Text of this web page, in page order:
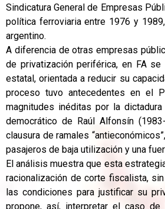
Sindicatura General de Empresas
política ferroviaria entre 1976 y
argentino.
A diferencia de otras empresas
de privatización periférica, en FA
estatal, orientada a reducir su
proceso tuvo antecedentes en el
magnitudes inéditas por la
democrático de Raúl Alfonsín
clausura de ramales
pasajeros de baja utilización y una
El análisis muestra que esta
racionalización de corte fiscalista,
las condiciones para justificar su
propone, así, interpretar el caso